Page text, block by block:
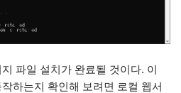
파일 설치가 완료될 것이다. 이
하는지 확인해 보려면 로컬 웹서